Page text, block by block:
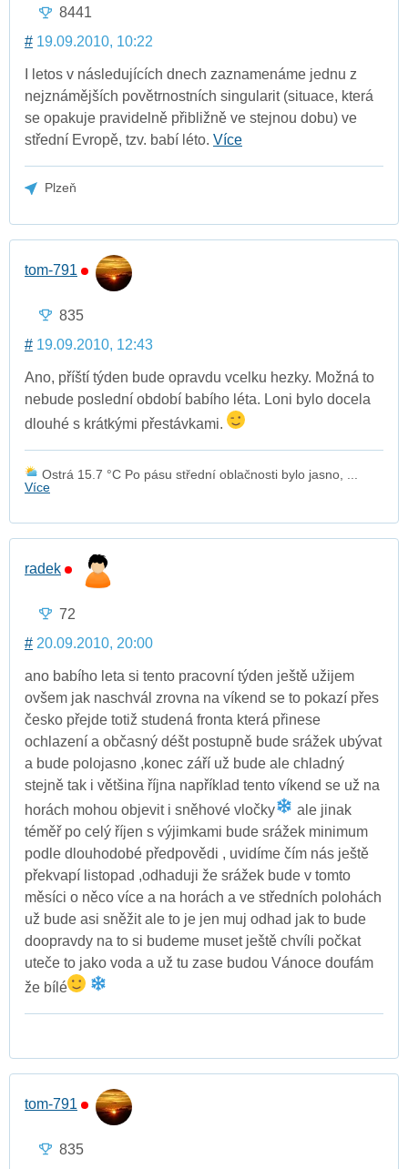
8441
# 19.09.2010, 10:22
I letos v následujících dnech zaznamenáme jednu z
nejznámějších povětrnostních singularit (situace, která
se opakuje pravidelně přibližně ve stejnou dobu) ve
střední Evropě, tzv. babí léto. Více
Plzeň
tom-791
835
# 19.09.2010, 12:43
Ano, příští týden bude opravdu vcelku hezky. Možná to
nebude poslední období babího léta. Loni bylo docela
dlouhé s krátkými přestávkami.
Ostrá 15.7 °C Po pásu střední oblačnosti bylo jasno, ...
Více
radek
72
# 20.09.2010, 20:00
ano babího leta si tento pracovní týden ještě užijem
ovšem jak naschvál zrovna na víkend se to pokazí přes
česko přejde totiž studená fronta která přinese
ochlazení a občasný déšt postupně bude srážek ubývat
a bude polojasno ,konec září už bude ale chladný
stejně tak i většina října například tento víkend se už na
horách mohou objevit i sněhové vločky
ale jinak
téměř po celý říjen s výjimkami bude srážek minimum
podle dlouhodobé předpovědi , uvidíme čím nás ještě
překvapí listopad ,odhaduji že srážek bude v tomto
měsíci o něco více a na horách a ve středních polohách
už bude asi sněžit ale to je jen muj odhad jak to bude
doopravdy na to si budeme muset ještě chvíli počkat
uteče to jako voda a už tu zase budou Vánoce doufám
že bílé
tom-791
835